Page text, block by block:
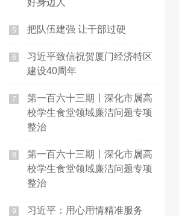
好身边人
5 把队伍建强 让干部过硬
6
习近平致信祝贺厦门经济特区
建设40周年
7
第一百六十三期丨深化市属高
校学生食堂领域廉洁问题专项
整治
8
第一百六十三期丨深化市属高
校学生食堂领域廉洁问题专项
整治
9
习近平：用心用情精准服务